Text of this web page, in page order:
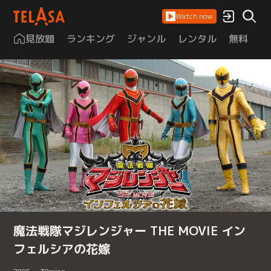
Watch now
見放題 ランキング ジャンル レンタル 無料
魔法戦隊マジレンジャー THE MOVIE イン
フェルシアの花嫁